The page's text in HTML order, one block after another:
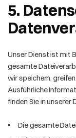
5.
Unser Dienst ist mit
gesamte
wir speichern,
Ausführliche
finden Sie in
Die gesamte